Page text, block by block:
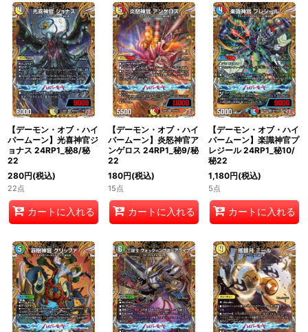
【デーモン・オブ・ハイ
パームーン】光喜神官ジ
ョナス 24RP1_秘8/秘
22
280円(税込)
22点
カートに入れる
【デーモン・オブ・ハイ
パームーン】炎怒神官ア
ンゲロス 24RP1_秘9/秘
22
180円(税込)
15点
カートに入れる
【デーモン・オブ・ハイ
パームーン】楽識神官プ
レジール 24RP1_秘10/
秘22
1,180円(税込)
5点
カートに入れる